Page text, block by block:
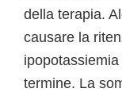
della terapia.
causare la
termine. La